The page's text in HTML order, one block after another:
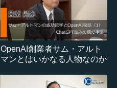
OpenAI創業者サム・アルト
マンとはいかなる人物なのか